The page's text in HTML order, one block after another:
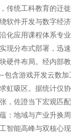
传统工科教育的迁
软件开发与数字经
化应用课程体系专
现分布式部署，迅
硬件布局。经内部
含游戏开发云数加
虹吸区。据统计仅
，佐證当下宏观匹
：地域与产业升换
智能高峰与双核心